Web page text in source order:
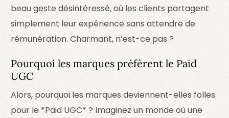
beau geste désintéressé, où les clients partagent
simplement leur expérience sans attendre de
rémunération. Charmant, n’est-ce pas ?
Pourquoi les marques préfèrent le Paid
UGC
Alors, pourquoi les marques deviennent-elles folles
pour le *Paid UGC* ? Imaginez un monde où une